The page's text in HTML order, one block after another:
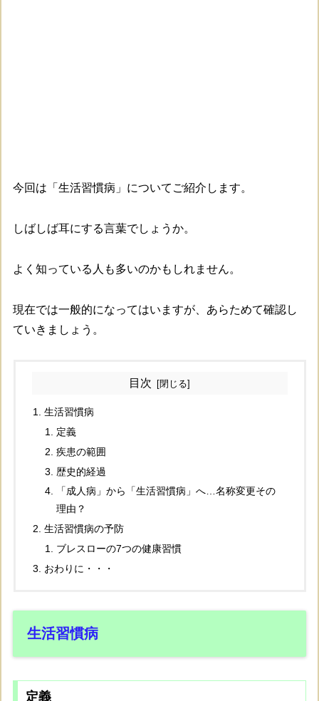
今回は「生活習慣病」についてご紹介します。
しばしば耳にする言葉でしょうか。
よく知っている人も多いのかもしれません。
現在では一般的になってはいますが、あらためて確認し
ていきましょう。
目次
生活習慣病
定義
疾患の範囲
歴史的経過
「成人病」から「生活習慣病」へ…名称変更その
理由？
生活習慣病の予防
ブレスローの7つの健康習慣
おわりに・・・
生活習慣病
定義